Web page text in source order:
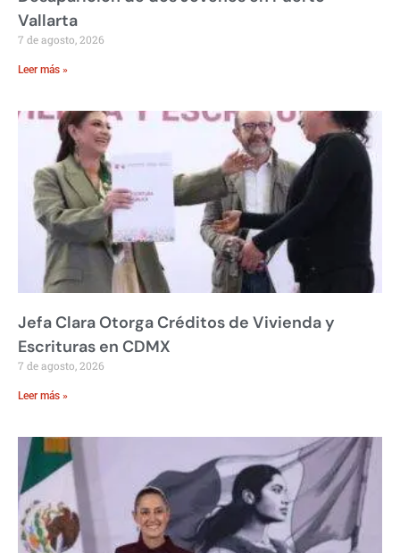
Vallarta
7 de agosto, 2026
Leer más »
Jefa Clara Otorga Créditos de Vivienda y
Escrituras en CDMX
7 de agosto, 2026
Leer más »